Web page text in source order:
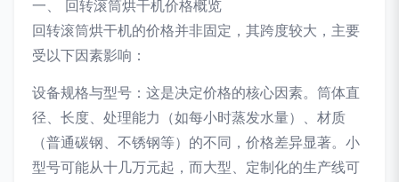
一、 回转滚筒烘干机价格概览
回转滚筒烘干机的价格并非固定，其跨度较大，主要
受以下因素影响：
设备规格与型号：这是决定价格的核心因素。筒体直
径、长度、处理能力（如每小时蒸发水量）、材质
（普通碳钢、不锈钢等）的不同，价格差异显著。小
型号可能从十几万元起，而大型、定制化的生产线可